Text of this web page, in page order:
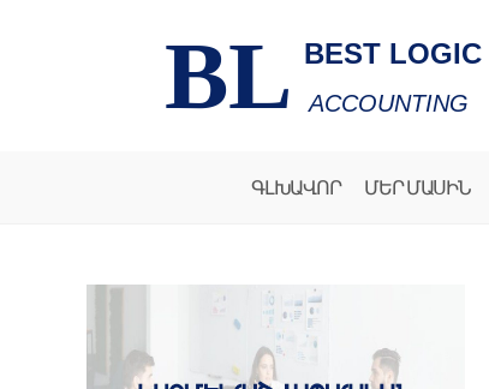
BL BEST LOGIC
ACCOUNTING
ԳԼԽԱՎՈՐ ՄԵՐ ՄԱՍԻՆ